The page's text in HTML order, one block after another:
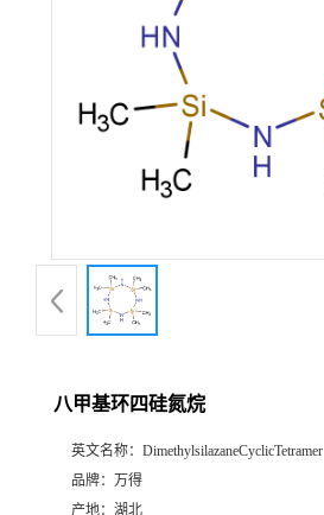
八甲基环四硅氮烷
英文名称： DimethylsilazaneCyclicTetramer
品牌： 万得
产地： 湖北